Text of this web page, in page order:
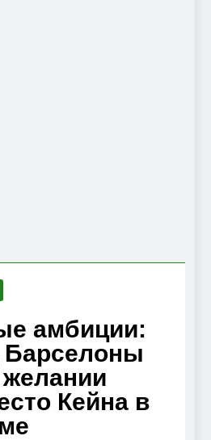
амбиции:
Кейна в